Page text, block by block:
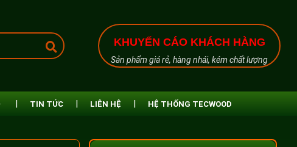
KHUYẾN CÁO KHÁCH HÀNG
Sản phẩm giá rẻ, hàng nhái, kém chất lượng
TIN TỨC LIÊN HỆ HỆ THỐNG TECWOOD